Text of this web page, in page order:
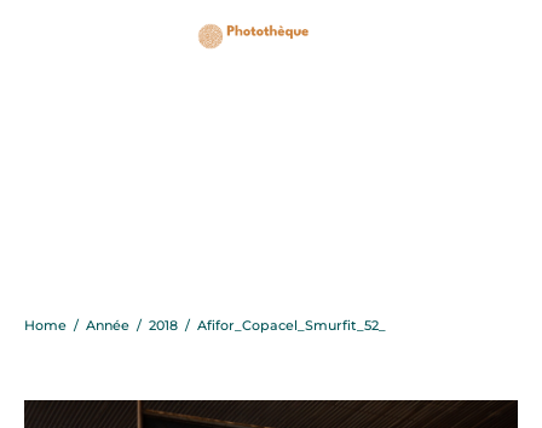
Home / Année / 2018 / Afifor_Copacel_Smurfit_52_